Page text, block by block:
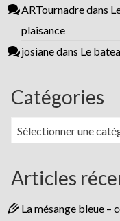
ARTournadredans
plaisance
josianedans Le
Catégories
Catégories
Sélectionner une
Articles
La mésange bleue –